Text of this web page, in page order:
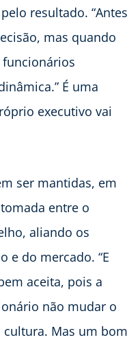
resultado. “Antes
mas quando
funcionários
É uma
executivo vai
ser mantidas, em
entre o
aliando os
e do mercado. “E
aceita, pois a
não mudar o
Mas um bom